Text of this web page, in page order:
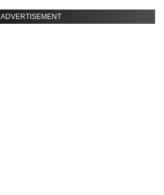
ADVERTISEMENT